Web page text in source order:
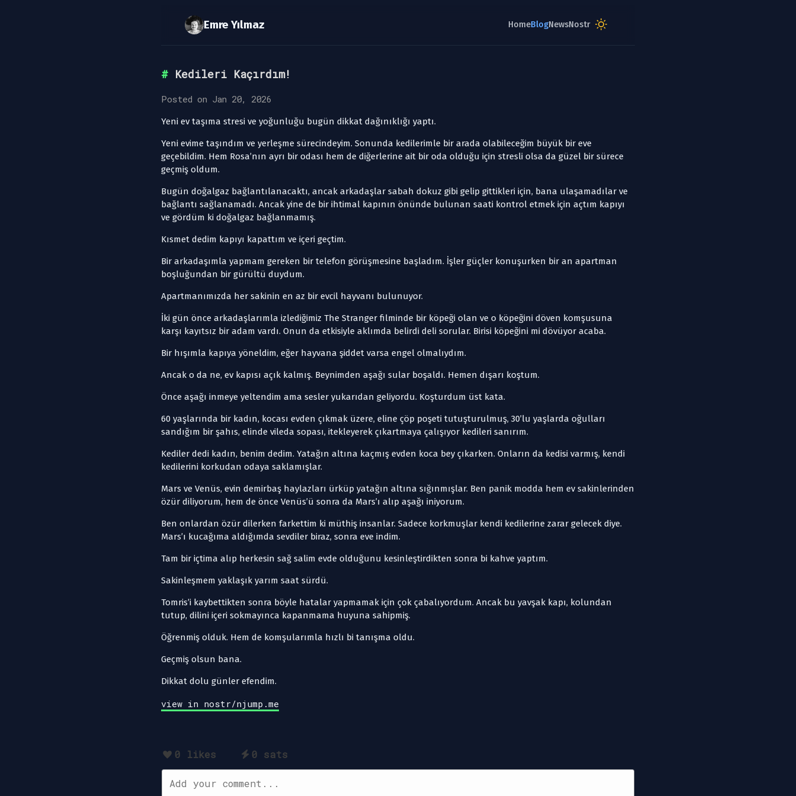
Kedileri Kaçırdım!
Posted on Jan 20, 2026
Yeni ev taşıma stresi ve yoğunluğu bugün dikkat dağınıklığı yaptı.
Yeni evime taşındım ve yerleşme sürecindeyim. Sonunda kedilerimle bir arada olabileceğim büyük bir eve
geçebildim. Hem Rosa’nın ayrı bir odası hem de diğerlerine ait bir oda olduğu için stresli olsa da güzel bir sürece
geçmiş oldum.
Bugün doğalgaz bağlantılanacaktı, ancak arkadaşlar sabah dokuz gibi gelip gittikleri için, bana ulaşamadılar ve
bağlantı sağlanamadı. Ancak yine de bir ihtimal kapının önünde bulunan saati kontrol etmek için açtım kapıyı
ve gördüm ki doğalgaz bağlanmamış.
Kısmet dedim kapıyı kapattım ve içeri geçtim.
Bir arkadaşımla yapmam gereken bir telefon görüşmesine başladım. İşler güçler konuşurken bir an apartman
boşluğundan bir gürültü duydum.
Apartmanımızda her sakinin en az bir evcil hayvanı bulunuyor.
İki gün önce arkadaşlarımla izlediğimiz The Stranger filminde bir köpeği olan ve o köpeğini döven komşusuna
karşı kayıtsız bir adam vardı. Onun da etkisiyle aklımda belirdi deli sorular. Birisi köpeğini mi dövüyor acaba.
Bir hışımla kapıya yöneldim, eğer hayvana şiddet varsa engel olmalıydım.
Ancak o da ne, ev kapısı açık kalmış. Beynimden aşağı sular boşaldı. Hemen dışarı koştum.
Önce aşağı inmeye yeltendim ama sesler yukarıdan geliyordu. Koşturdum üst kata.
60 yaşlarında bir kadın, kocası evden çıkmak üzere, eline çöp poşeti tutuşturulmuş, 30’lu yaşlarda oğulları
sandığım bir şahıs, elinde vileda sopası, itekleyerek çıkartmaya çalışıyor kedileri sanırım.
Kediler dedi kadın, benim dedim. Yatağın altına kaçmış evden koca bey çıkarken. Onların da kedisi varmış, kendi
kedilerini korkudan odaya saklamışlar.
Mars ve Venüs, evin demirbaş haylazları ürküp yatağın altına sığınmışlar. Ben panik modda hem ev sakinlerinden
özür diliyorum, hem de önce Venüs’ü sonra da Mars’ı alıp aşağı iniyorum.
Ben onlardan özür dilerken farkettim ki müthiş insanlar. Sadece korkmuşlar kendi kedilerine zarar gelecek diye.
Mars’ı kucağıma aldığımda sevdiler biraz, sonra eve indim.
Tam bir içtima alıp herkesin sağ salim evde olduğunu kesinleştirdikten sonra bi kahve yaptım.
Sakinleşmem yaklaşık yarım saat sürdü.
Tomris’i kaybettikten sonra böyle hatalar yapmamak için çok çabalıyordum. Ancak bu yavşak kapı, kolundan
tutup, dilini içeri sokmayınca kapanmama huyuna sahipmiş.
Öğrenmiş olduk. Hem de komşularımla hızlı bi tanışma oldu.
Geçmiş olsun bana.
Dikkat dolu günler efendim.
view in nostr/njump.me